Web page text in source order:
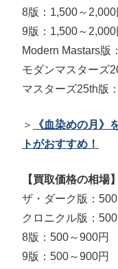
8版：1,500～2,000
9版：1,500～2,000
Modern Mastars版
モダンマスターズ
マスターズ25th版
＞
《血染めの月》
トがおすすめ！
【買取価格の相場】
ザ・ダーク版：
クロニクル版：
8版：500～900円
9版：500～900円